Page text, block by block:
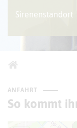
Sirenenstandort
ANFAHRT
So kommt